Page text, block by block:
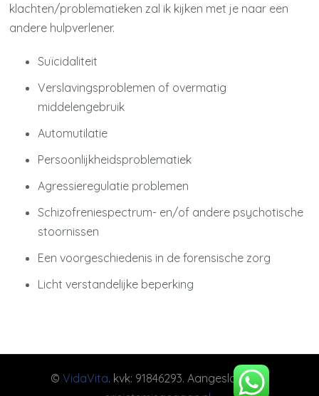
klachten/problematieken zal ik kijken met je naar een
andere hulpverlener.
Suïcidaliteit
Verslavingsproblemen of overmatig
middelengebruik
Automutilatie
Persoonlijkheidsproblematiek
Agressieregulatie problemen
Schizofreniespectrum- en/of andere psychotische
stoornissen
Een voorgeschiedenis in de forensische zorg
Licht verstandelijke beperking
© VidaVita. kvk: 91846293. Aangesloten bij